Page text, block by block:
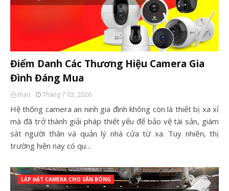
Điểm Danh Các Thương Hiệu Camera Gia
Đình Đáng Mua
thao Tháng 7 03, 2026
Hệ thống camera an ninh gia đình không còn là thiết bị xa xỉ
mà đã trở thành giải pháp thiết yếu để bảo vệ tài sản, giám
sát người thân và quản lý nhà cửa từ xa. Tuy nhiên, thị
trường hiện nay có qu…
LẮP ĐẶT CAMERA CHO SÂN BÓNG